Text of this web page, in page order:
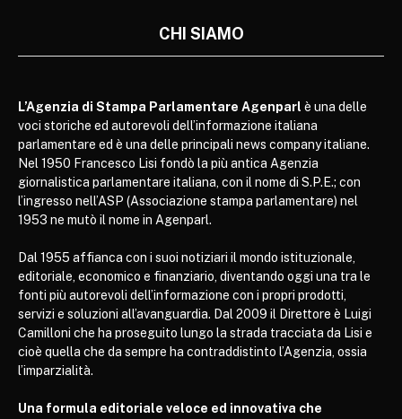
CHI SIAMO
L’Agenzia di Stampa Parlamentare Agenparl è una delle
voci storiche ed autorevoli dell’informazione italiana
parlamentare ed è una delle principali news company italiane.
Nel 1950 Francesco Lisi fondò la più antica Agenzia
giornalistica parlamentare italiana, con il nome di S.P.E.; con
l’ingresso nell’ASP (Associazione stampa parlamentare) nel
1953 ne mutò il nome in Agenparl.
Dal 1955 affianca con i suoi notiziari il mondo istituzionale,
editoriale, economico e finanziario, diventando oggi una tra le
fonti più autorevoli dell’informazione con i propri prodotti,
servizi e soluzioni all’avanguardia. Dal 2009 il Direttore è Luigi
Camilloni che ha proseguito lungo la strada tracciata da Lisi e
cioè quella che da sempre ha contraddistinto l’Agenzia, ossia
l’imparzialità.
Una formula editoriale veloce ed innovativa che